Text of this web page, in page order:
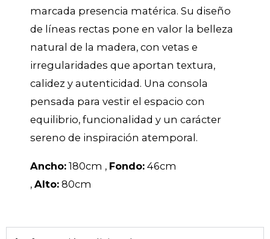
marcada presencia matérica. Su diseño
de líneas rectas pone en valor la belleza
natural de la madera, con vetas e
irregularidades que aportan textura,
calidez y autenticidad. Una consola
pensada para vestir el espacio con
equilibrio, funcionalidad y un carácter
sereno de inspiración atemporal.
Ancho: 180cm , Fondo: 46cm
, Alto: 80cm